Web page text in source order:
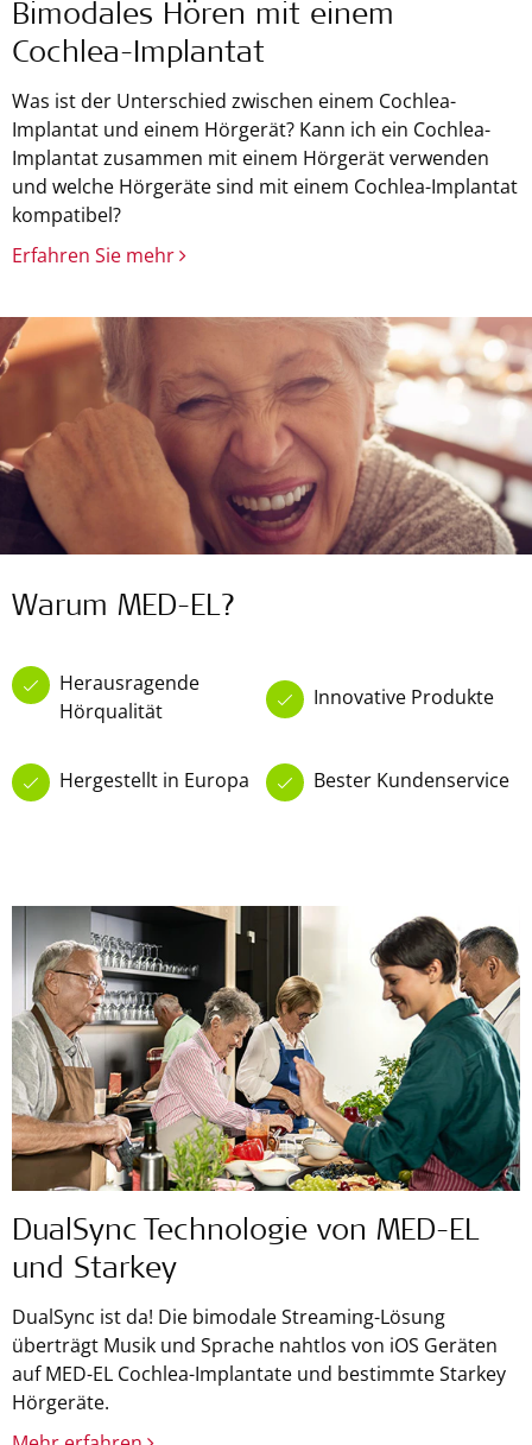
Bimodales Hören mit einem
Cochlea-Implantat
Was ist der Unterschied zwischen einem Cochlea-
Implantat und einem Hörgerät? Kann ich ein Cochlea-
Implantat zusammen mit einem Hörgerät verwenden
und welche Hörgeräte sind mit einem Cochlea-Implantat
kompatibel?
Erfahren Sie mehr
Warum MED-EL?
Herausragende
Hörqualität
Innovative Produkte
Hergestellt in Europa Bester Kundenservice
DualSync Technologie von MED-EL
und Starkey
DualSync ist da! Die bimodale Streaming-Lösung
überträgt Musik und Sprache nahtlos von iOS Geräten
auf MED-EL Cochlea-Implantate und bestimmte Starkey
Hörgeräte.